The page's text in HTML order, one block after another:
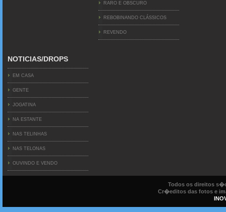
RARO E OBSCURO
REBOBINANDO CLÁSSICOS
REVENDO
NOTICIAS/DROPS
EM CASA
GENTE
JOGATINA
NA ESTANTE
NAS TELINHAS
NAS TELONAS
OUVINDO E VENDO
Todos os direitos
Cr�editos das fotos e